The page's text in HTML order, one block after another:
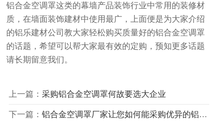
铝合金空调罩这类的幕墙产品装饰行业中常用的装修材
质，在墙面装饰建材中使用最广，上面便是为大家介绍
的铝乐建材公司教大家轻松购买质量好的铝合金空调罩
的话题，希望可以帮大家最有效的定购，预知更多话题
请长期留意我们。
上一篇： 采购铝合金空调罩何故要选大企业
下一篇： 铝合金空调罩厂家让您如何能采购优异的铝合金空调罩